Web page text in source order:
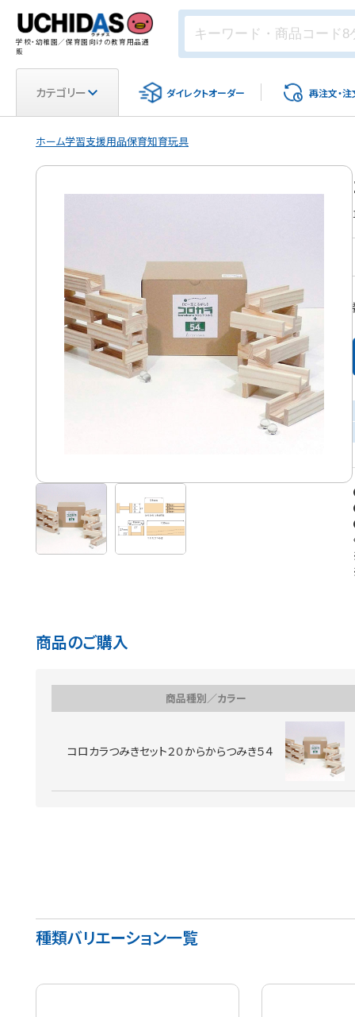
学校・幼稚園／保育園向けの教育用品通
販
カテゴリー ダイレクトオーダー 再注文・注
ホーム学習支援用品保育知育玩具
商品のご購入
商品種別／カラー
コロカラつみきセット２０からからつみき５４
種類バリエーション一覧